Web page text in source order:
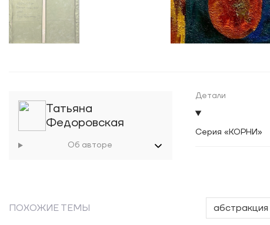
Татьяна
Федоровская
Об авторе
Детали
Серия «КОРНИ»
ПОХОЖИЕ ТЕМЫ абстракция